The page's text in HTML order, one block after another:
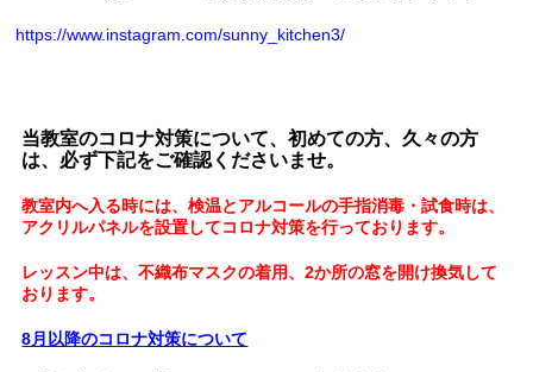
https://www.instagram.com/sunny_kitchen3/
当教室のコロナ対策について、初めての方、久々の方
は、必ず下記をご確認くださいませ。
教室内へ入る時には、検温とアルコールの手指消毒・試食時は、
アクリルパネルを設置してコロナ対策を行っております。
レッスン中は、不織布マスクの着用、2か所の窓を開け換気して
おります。
8月以降のコロナ対策について